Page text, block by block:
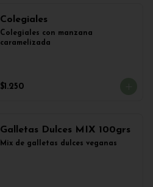
Colegiales
Colegiales con manzana
caramelizada
$1.250
Galletas Dulces MIX 100grs
Mix de galletas dulces veganas